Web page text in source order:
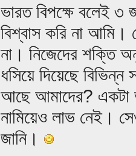
ভারত বিপক্ষে বলেই ৩
বিশ্বাস করি না
না। নিজেদের শক্তি
ধসিয়ে দিয়েছে
আছে আমাদের? একটা
নামিয়েও লাভ নেই।
জানি।